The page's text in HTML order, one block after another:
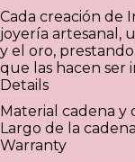
Cada creación de
joyería artesanal,
y el oro,
que las hacen ser
Details
Material cadena y
Largo de la
Warranty